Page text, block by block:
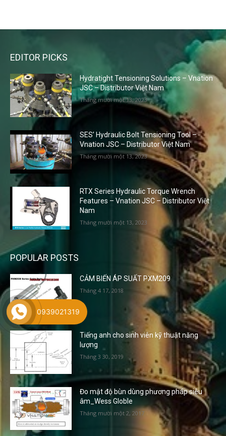
EDITOR PICKS
Hydratight Tensioning Solutions – Vnation
JSC – Distributor Việt Nam
Tháng mười một 13, 2023
SES’ Hydraulic Bolt Tensioning Tool –
Vnation JSC – Distributor Việt Nam
Tháng mười một 13, 2023
RTX Series Hydraulic Torque Wrench
Features – Vnation JSC – Distributor Việt
Nam
Tháng mười một 13, 2023
POPULAR POSTS
CẢM BIẾN ÁP SUẤT PXM209
Tháng 4 17, 2018
Tiếng anh cho sinh viên kỹ thuật năng
lượng
Tháng 3 30, 2019
Đo mật độ bùn dùng phương pháp siêu
âm_Wess Globle
Tháng mười một 2, 2017
0939021319